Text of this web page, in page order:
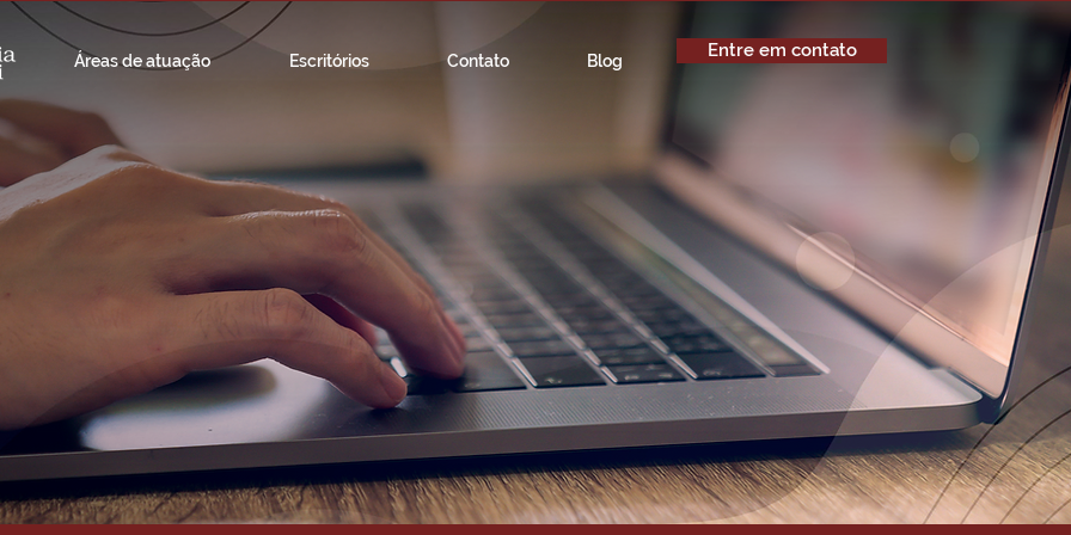
Áreas de atuação Escritórios Contato Blog Entre em contato